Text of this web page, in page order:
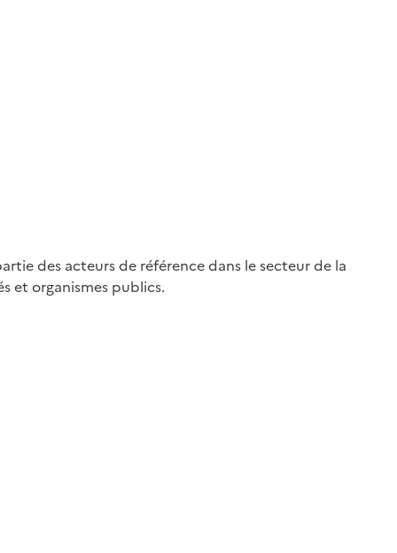
des acteurs de référence dans le secteur de la
et organismes publics.